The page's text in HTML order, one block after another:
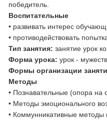
победитель.
Воспитательные
• развивать интерес
• противодействовать
Тип занятия: занятие урок
Форма урока: урок -
Формы организации
Методы
• Познавательные (опора на
• Методы эмоционального
• Коммунникативные методы